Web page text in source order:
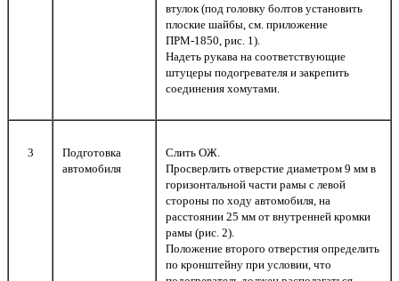
втулок (под головку болтов установить
плоские шайбы, см. приложение
ПРМ-1850, рис. 1).
Надеть рукава на соответствующие
штуцеры подогревателя и закрепить
соединения хомутами.
3
Подготовка
автомобиля
Слить ОЖ.
Просверлить отверстие диаметром 9 мм в
горизонтальной части рамы с левой
стороны по ходу автомобиля, на
расстоянии 25 мм от внутренней кромки
рамы (рис. 2).
Положение второго отверстия определить
по кронштейну при условии, что